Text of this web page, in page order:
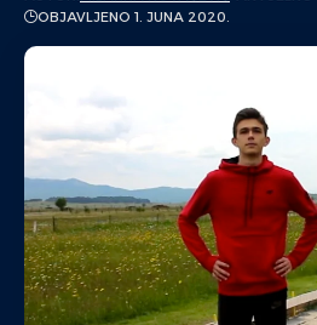
OBJAVLJENO 1. JUNA 2020.